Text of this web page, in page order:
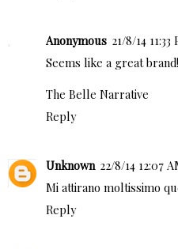
Anonymous 21/8/14 11:33
Seems like a great
The Belle Narrative
Reply
Unknown 22/8/14 12:07
Mi attirano moltissimo
Reply